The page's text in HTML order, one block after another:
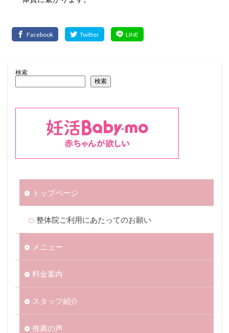
検索
検索
トップページ
整体院ご利用にあたってのお願い
メニュー
料金案内
スタッフ紹介
推薦の声